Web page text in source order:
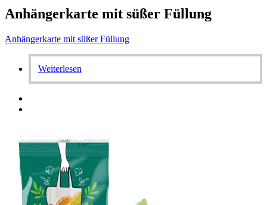
Anhängerkarte mit süßer Füllung
Anhängerkarte mit süßer Füllung
Weiterlesen